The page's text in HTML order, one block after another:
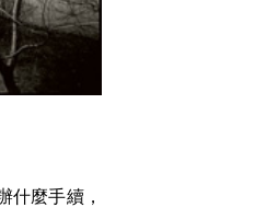
什麼手續，